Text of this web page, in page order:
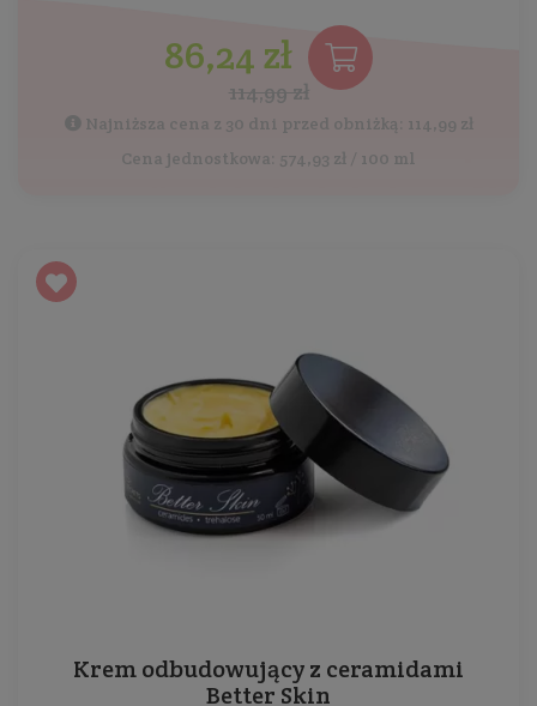
86,24 zł
114,99 zł
Najniższa cena z 30 dni przed obniżką: 114,99 zł
Cena jednostkowa: 574,93 zł / 100 ml
Krem odbudowujący z ceramidami
Better Skin